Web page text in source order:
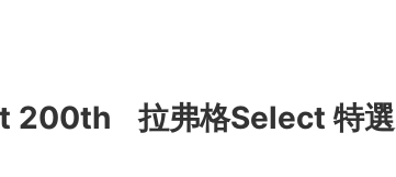
200th 拉弗格Select 特選